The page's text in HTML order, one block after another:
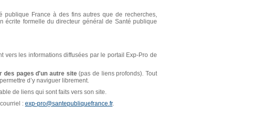
publique France à des fins autres que de recherches,
écrite formelle du directeur général de Santé publique
vers les informations diffusées par le portail Exp-Pro de
des pages d'un autre site(pas de liens profonds). Tout
d’y naviguer librement.
de liens qui sont faits vers son site.
: exp-pro@santepubliquefrance.fr.